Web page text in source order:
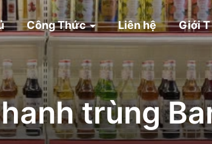
Công Thức Liên hệ Giới
trùng